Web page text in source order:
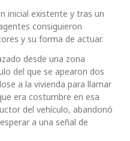
inicial existente y tras un
consiguieron
y su forma de actuar.
desde una zona
del que se apearon dos
a la vivienda para llamar
era costumbre en esa
del vehículo, abandonó
a una señal de